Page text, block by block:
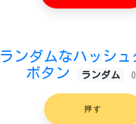
ランダムなハッシュ
ボタン
ランダム
押す